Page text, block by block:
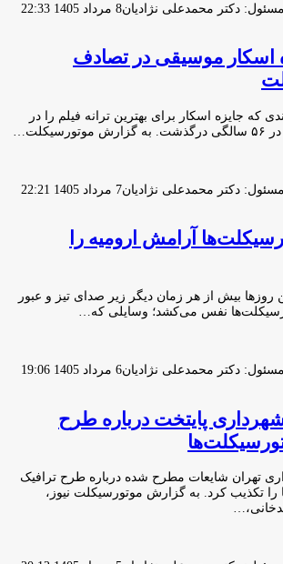
دکتر محمدعلی نژادیان8 مرداد 1405 22:33
اسکار موسیقی در تصادف
که جایزه اسکار برای بهترین ترانه فیلم را در
دکتر محمدعلی نژادیان7 مرداد 1405 22:21
آرامش ارومیه را
روزها بیش از هر زمان دیگر زیر صدای تیز و عبور
نفس می‌کشد؛ وسایلی که…
دکتر محمدعلی نژادیان6 مرداد 1405 19:06
پایتخت درباره طرح
تهران شایعات مطرح شده درباره طرح ترافیک
را تکذیب کرد. به گزارش موتورسیکلت نیوز،